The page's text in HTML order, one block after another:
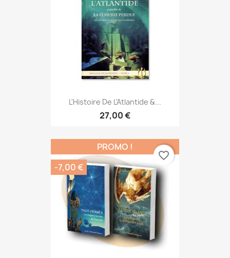
L'Histoire De L'Atlantide &...
27,00 €
PROMO !
-7,00 €
favorite_border